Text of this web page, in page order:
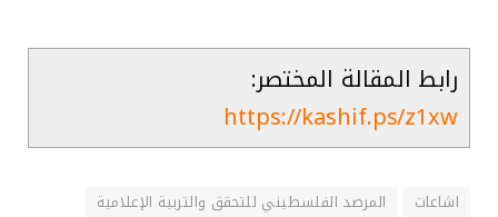
رابط المقالة المختصر:
https://kashif.ps/z1xw
اشاعات
المرصد الفلسطيني للتحقق والتربية الإعلامية